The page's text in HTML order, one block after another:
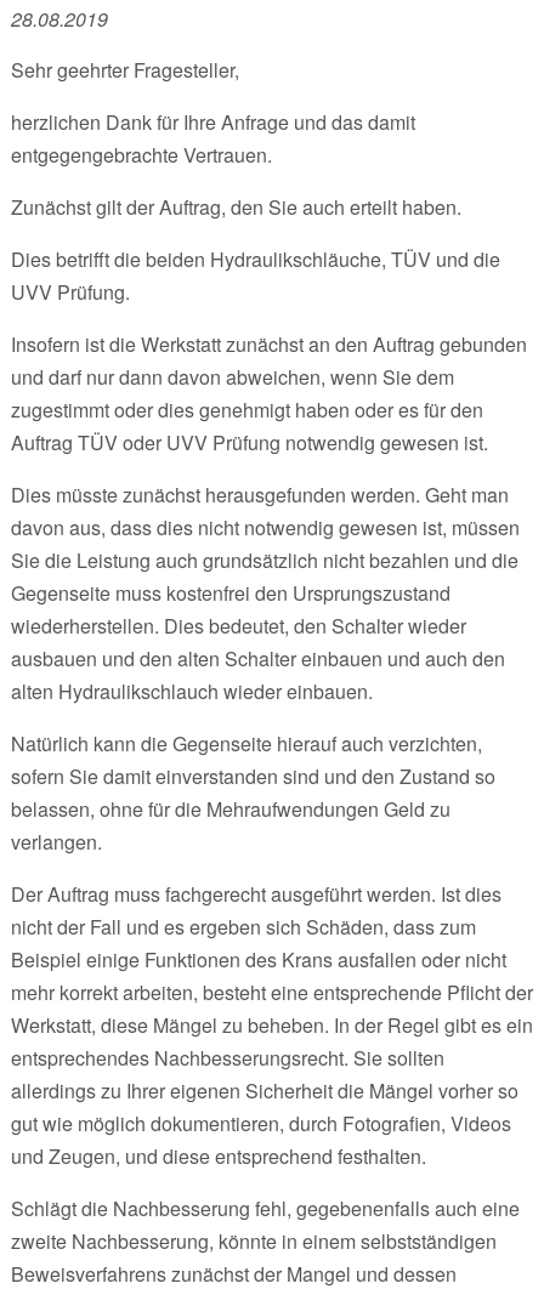
28.08.2019
Sehr geehrter Fragesteller,
herzlichen Dank für Ihre Anfrage und das damit
entgegengebrachte Vertrauen.
Zunächst gilt der Auftrag, den Sie auch erteilt haben.
Dies betrifft die beiden Hydraulikschläuche, TÜV und die
UVV Prüfung.
Insofern ist die Werkstatt zunächst an den Auftrag gebunden
und darf nur dann davon abweichen, wenn Sie dem
zugestimmt oder dies genehmigt haben oder es für den
Auftrag TÜV oder UVV Prüfung notwendig gewesen ist.
Dies müsste zunächst herausgefunden werden. Geht man
davon aus, dass dies nicht notwendig gewesen ist, müssen
Sie die Leistung auch grundsätzlich nicht bezahlen und die
Gegenseite muss kostenfrei den Ursprungszustand
wiederherstellen. Dies bedeutet, den Schalter wieder
ausbauen und den alten Schalter einbauen und auch den
alten Hydraulikschlauch wieder einbauen.
Natürlich kann die Gegenseite hierauf auch verzichten,
sofern Sie damit einverstanden sind und den Zustand so
belassen, ohne für die Mehraufwendungen Geld zu
verlangen.
Der Auftrag muss fachgerecht ausgeführt werden. Ist dies
nicht der Fall und es ergeben sich Schäden, dass zum
Beispiel einige Funktionen des Krans ausfallen oder nicht
mehr korrekt arbeiten, besteht eine entsprechende Pflicht der
Werkstatt, diese Mängel zu beheben. In der Regel gibt es ein
entsprechendes Nachbesserungsrecht. Sie sollten
allerdings zu Ihrer eigenen Sicherheit die Mängel vorher so
gut wie möglich dokumentieren, durch Fotografien, Videos
und Zeugen, und diese entsprechend festhalten.
Schlägt die Nachbesserung fehl, gegebenenfalls auch eine
zweite Nachbesserung, könnte in einem selbstständigen
Beweisverfahrens zunächst der Mangel und dessen